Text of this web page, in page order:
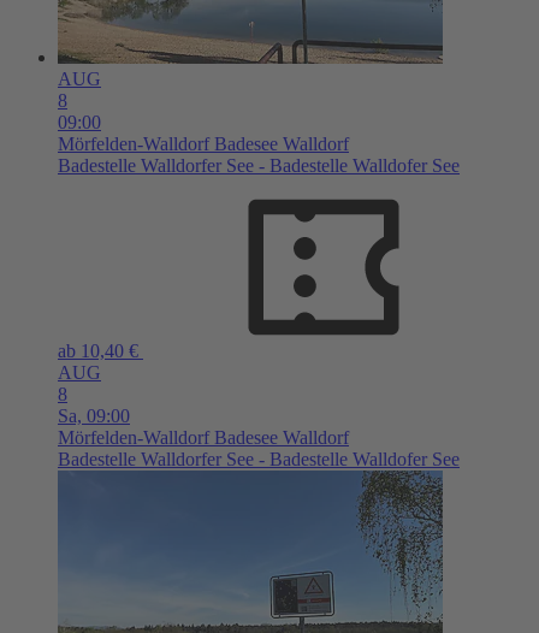
AUG
8
09:00
Mörfelden-Walldorf Badesee Walldorf
Badestelle Walldorfer See - Badestelle Walldofer See
ab 10,40 €
AUG
8
Sa, 09:00
Mörfelden-Walldorf Badesee Walldorf
Badestelle Walldorfer See - Badestelle Walldofer See